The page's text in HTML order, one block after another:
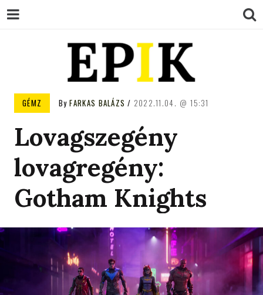
EPIK
GÉMZ ByFARKAS BALÁZS 2022.11.04. 15:31
Lovagszegény
lovagregény:
Gotham Knights